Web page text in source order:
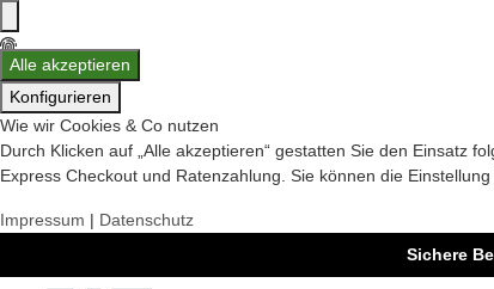
Alle akzeptieren
Konfigurieren
Wie wir Cookies & Co nutzen
Durch Klicken auf „Alle akzeptieren“ gestatten Sie den Einsatz
Express Checkout und Ratenzahlung. Sie können die
Impressum | Datenschutz
Sichere